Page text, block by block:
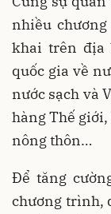
nhiều
khai trên địa
quốc gia về
nước sạch và
hàng Thế
nông thôn…
Để tăng
chương trình,